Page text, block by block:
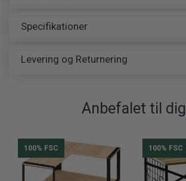
Specifikationer
Levering og Returnering
Anbefalet til dig
100% FSC 100% FSC